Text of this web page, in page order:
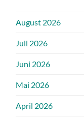
August 2026
Juli 2026
Juni 2026
Mai 2026
April 2026